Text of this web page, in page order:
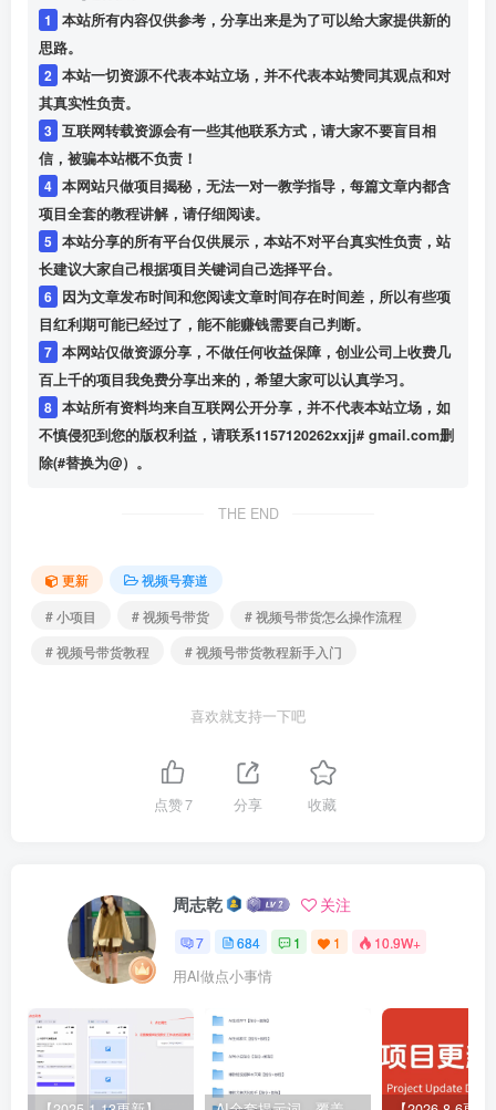
1
本站所有内容仅供参考，分享出来是为了可以给大家提供新的
思路。
2 本站一切资源不代表本站立场，并不代表本站赞同其观点和对
其真实性负责。
3 互联网转载资源会有一些其他联系方式，请大家不要盲目相
信，被骗本站概不负责！
4 本网站只做项目揭秘，无法一对一教学指导，每篇文章内都含
项目全套的教程讲解，请仔细阅读。
5 本站分享的所有平台仅供展示，本站不对平台真实性负责，站
长建议大家自己根据项目关键词自己选择平台。
6 因为文章发布时间和您阅读文章时间存在时间差，所以有些项
目红利期可能已经过了，能不能赚钱需要自己判断。
7 本网站仅做资源分享，不做任何收益保障，创业公司上收费几
百上千的项目我免费分享出来的，希望大家可以认真学习。
8 本站所有资料均来自互联网公开分享，并不代表本站立场，如
不慎侵犯到您的版权利益，请联系1157120262xxjj# gmail.com删
除(#替换为@）。
THE END
更新
视频号赛道
# 小项目
# 视频号带货
# 视频号带货怎么操作流程
# 视频号带货教程
# 视频号带货教程新手入门
喜欢就支持一下吧
点赞7 分享 收藏
周志乾 关注
7 684 1 1 10.9W+
用AI做点小事情